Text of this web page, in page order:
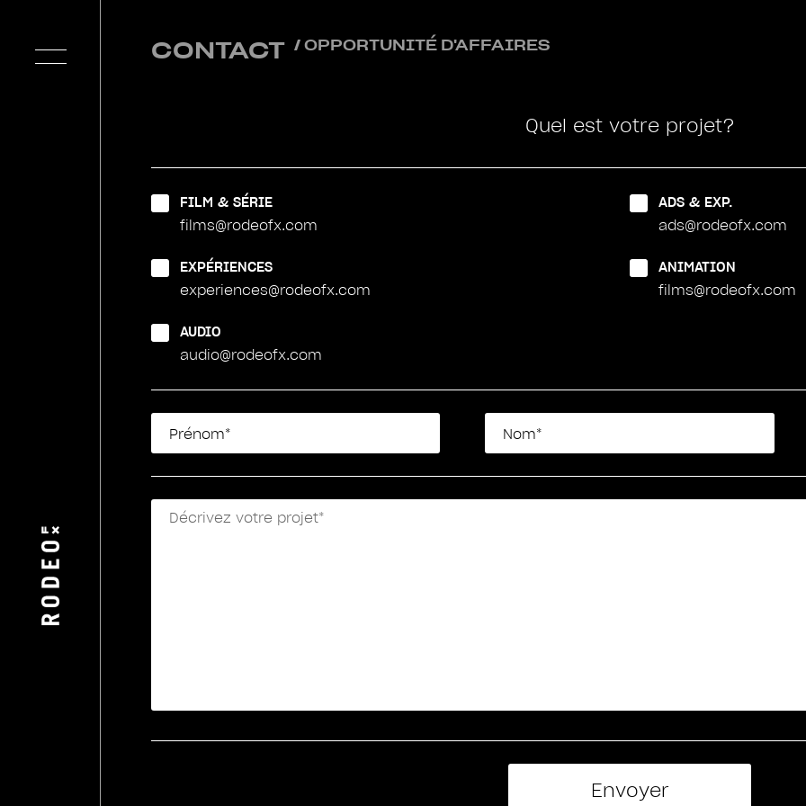
CONTACT / OPPORTUNITÉ D'AFFAIRES
Quel est votre projet?
FILM & SÉRIE
films@rodeofx.com
ADS & EXP.
ads@rodeofx.com
EXPÉRIENCES
experiences@rodeofx.com
ANIMATION
films@rodeofx.com
AUDIO
audio@rodeofx.com
Prénom* Nom*
Décrivez votre projet*
Envoyer